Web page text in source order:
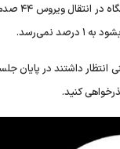
بوده است و در
انتظار داشتند در
کنید.